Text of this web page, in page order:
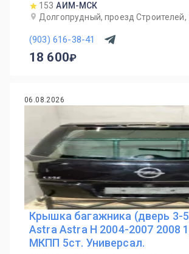
153 АИМ-МСК
Долгопрудный, проезд Строителей,
(903) 616-38-41
18 600
06.08.2026
Крышка багажника (дверь 3-
Astra Astra H 2004-2007 2008
МКПП 5ст. Универсал.